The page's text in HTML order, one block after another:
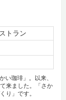
トラン
い珈琲」。以来、
来ました。「さか
り」です。